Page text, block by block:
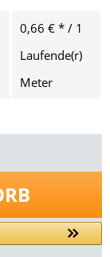
0,66 € * / 1
Laufende(r)
Meter